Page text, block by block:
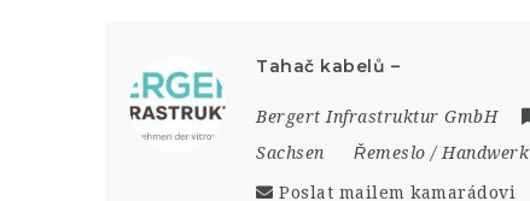
Tahač kabelů –
Bergert Infrastruktur GmbH
Sachsen
Řemeslo / Handwerk
Poslat mailem kamarádovi